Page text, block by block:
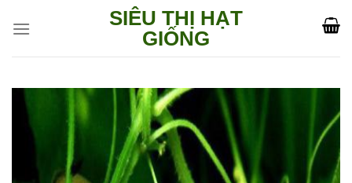
SIÊU THỊ HẠT
GIỐNG